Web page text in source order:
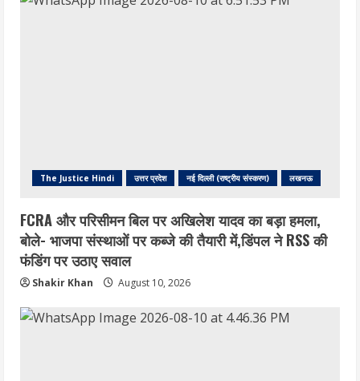
The Justice Hindi उत्तर प्रदेश नई दिल्ली (राष्ट्रीय संस्करण) लखनऊ
FCRA और परिसीमन बिल पर अखिलेश यादव का बड़ा हमला,
बोले- भाजपा संस्थाओं पर कब्जे की तैयारी में,डिंपल ने RSS की
फंडिंग पर उठाए सवाल
Shakir Khan August 10, 2026